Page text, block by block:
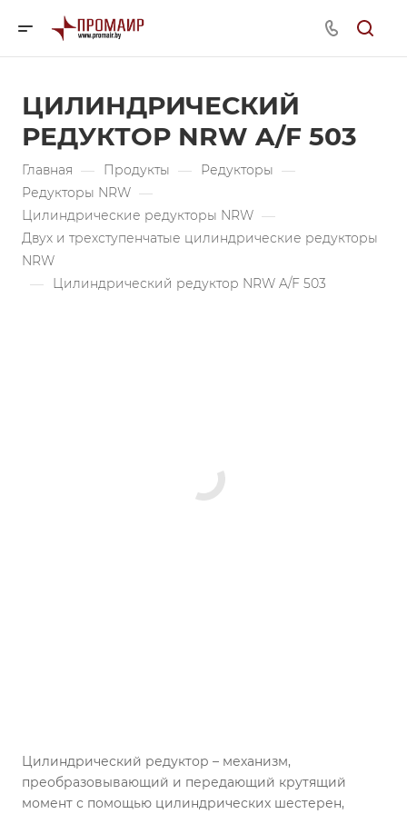
ЦИЛИНДРИЧЕСКИЙ
РЕДУКТОР NRW A/F 503
Главная — Продукты — Редукторы —
Редукторы NRW —
Цилиндрические редукторы NRW —
Двух и трехступенчатые цилиндрические редукторы
NRW
— Цилиндрический редуктор NRW A/F 503
Цилиндрический редуктор – механизм,
преобразовывающий и передающий крутящий
момент с помощью цилиндрических шестерен,